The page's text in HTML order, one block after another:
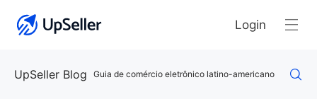
Login
UpSeller Blog Guia de comércio eletrônico latino-americano